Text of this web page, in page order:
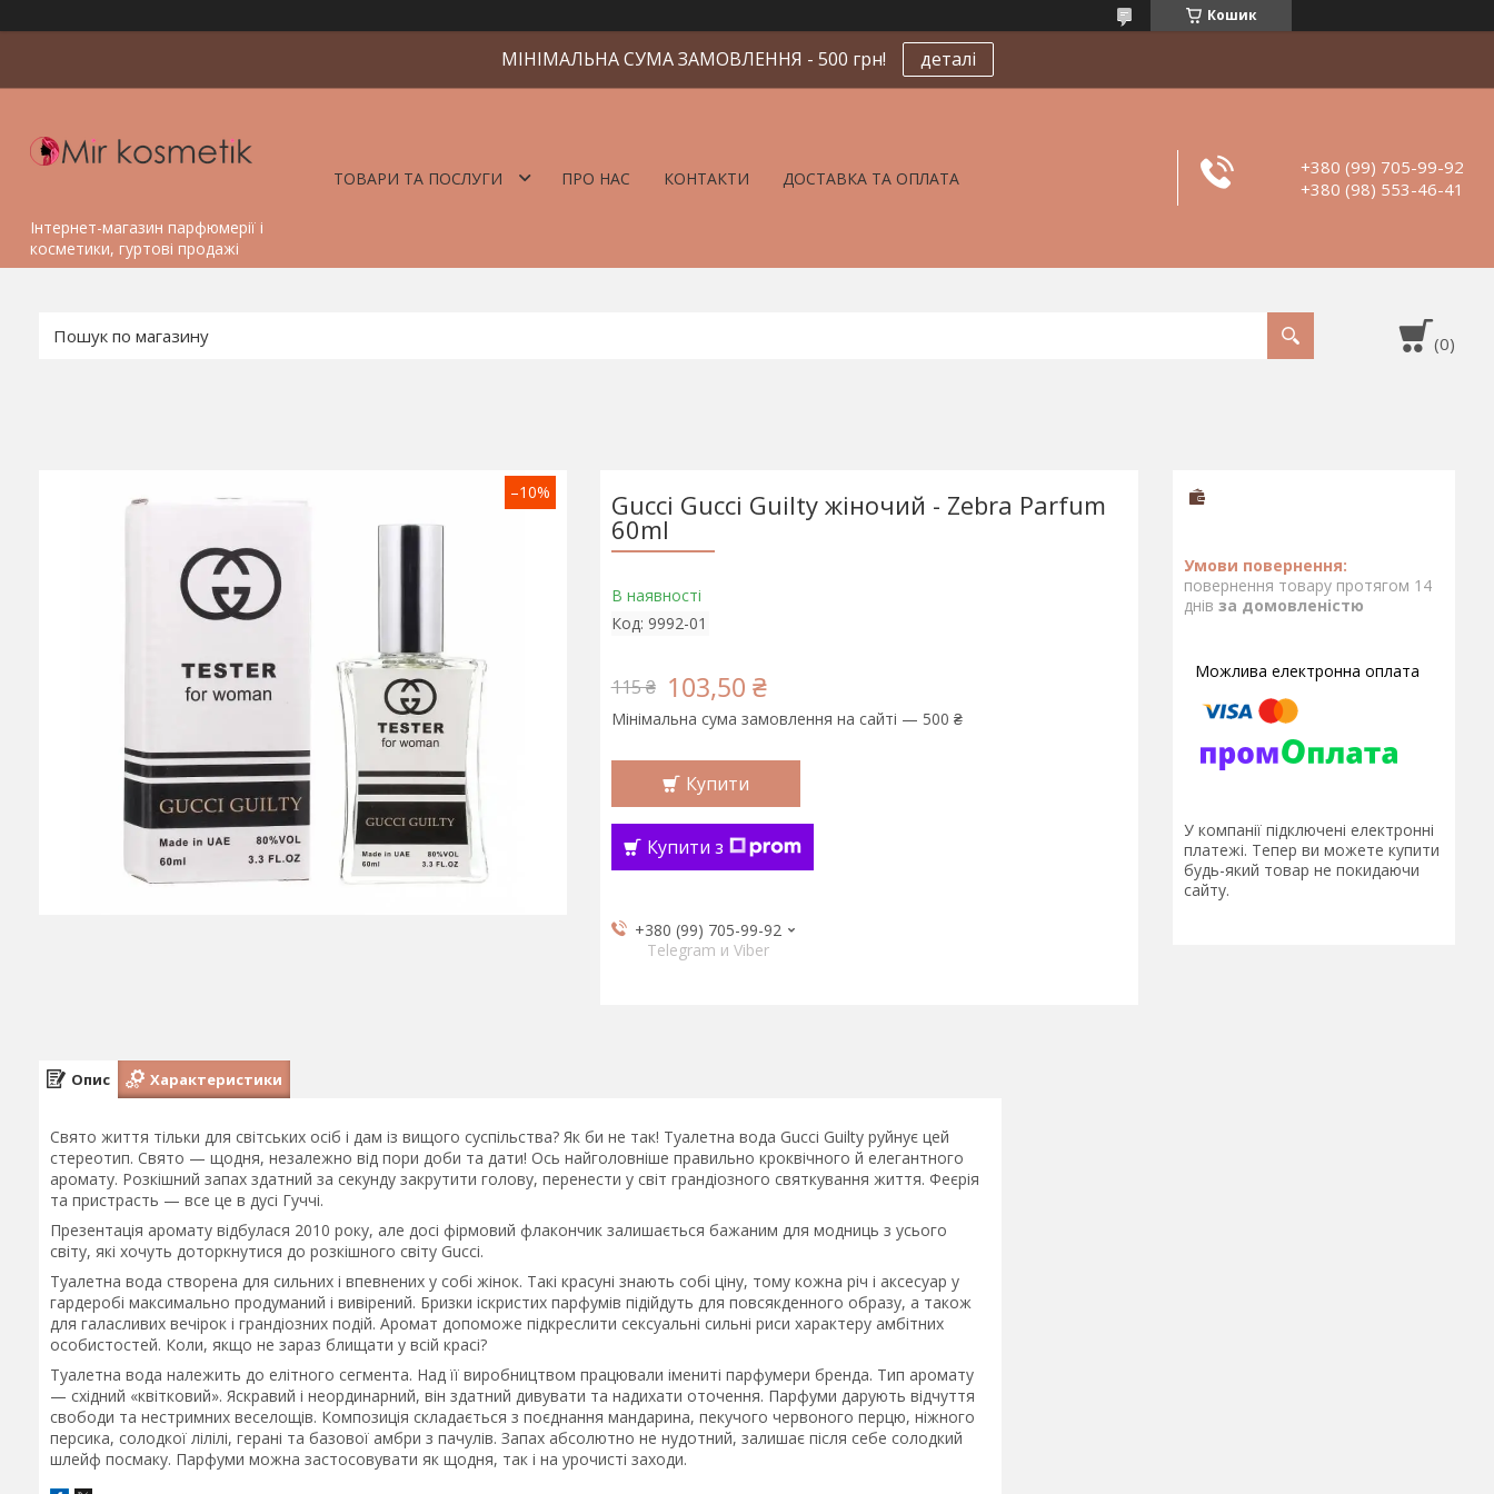
Кошик
МІНІМАЛЬНА СУМА ЗАМОВЛЕННЯ - 500 грн! деталі
Інтернет-магазин парфюмерії і
косметики, гуртові продажі
ТОВАРИ ТА ПОСЛУГИ ПРО НАС КОНТАКТИ ДОСТАВКА ТА ОПЛАТА
+380 (99) 705-99-92
+380 (98) 553-46-41
–10% Gucci Gucci Guilty жіночий - Zebra Parfum
60ml
В наявності
Код: 9992-01
115 ₴ 103,50 ₴
Мінімальна сума замовлення на сайті — 500 ₴
Купити
Купити з
+380 (99) 705-99-92
Telegram и Viber
повернення товару протягом 14
днів за домовленістю
У компанії підключені електронні
платежі. Тепер ви можете купити
будь-який товар не покидаючи
сайту.
Опис Характеристики
Свято життя тільки для світських осіб і дам із вищого суспільства? Як би не так! Туалетна вода Gucci Guilty руйнує цей
стереотип. Свято — щодня, незалежно від пори доби та дати! Ось найголовніше правильно кроквічного й елегантного
аромату. Розкішний запах здатний за секунду закрутити голову, перенести у світ грандіозного святкування життя. Феєрія
та пристрасть — все це в дусі Гуччі.
Презентація аромату відбулася 2010 року, але досі фірмовий флакончик залишається бажаним для модниць з усього
світу, які хочуть доторкнутися до розкішного світу Gucci.
Туалетна вода створена для сильних і впевнених у собі жінок. Такі красуні знають собі ціну, тому кожна річ і аксесуар у
гардеробі максимально продуманий і вивірений. Бризки іскристих парфумів підійдуть для повсякденного образу, а також
для галасливих вечірок і грандіозних подій. Аромат допоможе підкреслити сексуальні сильні риси характеру амбітних
особистостей. Коли, якщо не зараз блищати у всій красі?
Туалетна вода належить до елітного сегмента. Над її виробництвом працювали імениті парфумери бренда. Тип аромату
— східний «квітковий». Яскравий і неординарний, він здатний дивувати та надихати оточення. Парфуми дарують відчуття
свободи та нестримних веселощів. Композиція складається з поєднання мандарина, пекучого червоного перцю, ніжного
персика, солодкої лілілі, герані та базової амбри з пачулів. Запах абсолютно не нудотний, залишає після себе солодкий
шлейф посмаку. Парфуми можна застосовувати як щодня, так і на урочисті заходи.